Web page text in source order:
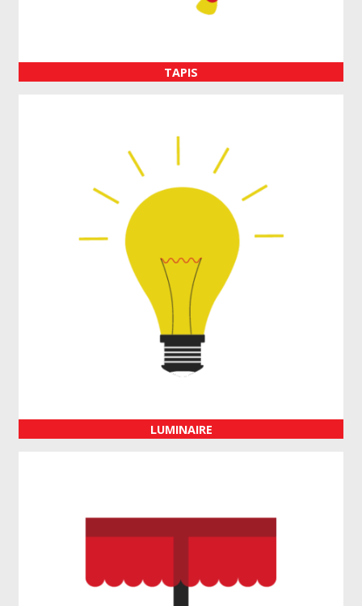
TAPIS
LUMINAIRE